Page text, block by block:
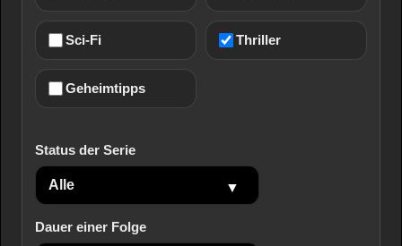
Sci-Fi Thriller
Geheimtipps
Status der Serie
Dauer einer Folge